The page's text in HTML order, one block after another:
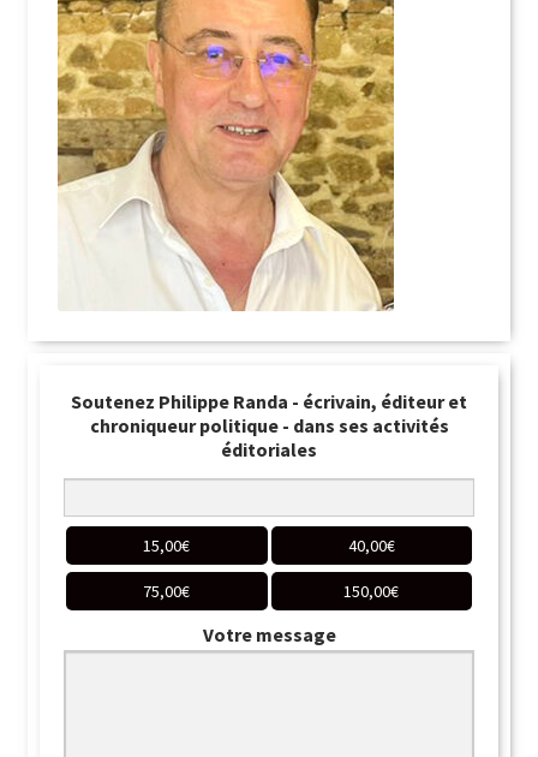
Soutenez Philippe Randa - écrivain, éditeur et
chroniqueur politique - dans ses activités
éditoriales
15,00€ 40,00€
75,00€ 150,00€
Votre message